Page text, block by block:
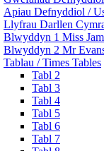
Apiau Defnyddiol /
Llyfrau Darllen
Blwyddyn 1 Miss
Blwyddyn 2 Mr
Tablau / Times Tables
Tabl 2
Tabl 3
Tabl 4
Tabl 5
Tabl 6
Tabl 7